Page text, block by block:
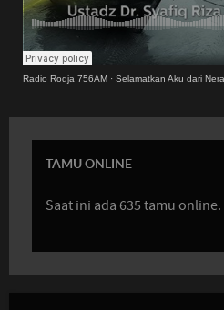
Radio Rodja 756AM · Selamatkan Aku dari
TAMU ONLINE
Saat ini ada 635 tamu online.